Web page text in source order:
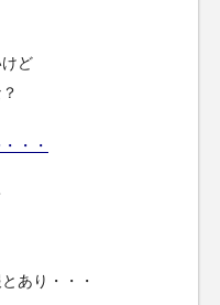
ど
・・
あり・・・